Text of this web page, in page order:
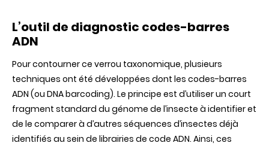
L’outil de diagnostic codes-barres
ADN
Pour contourner ce verrou taxonomique, plusieurs
techniques ont été développées dont les codes-barres
ADN (ou DNA barcoding). Le principe est d’utiliser un court
fragment standard du génome de l’insecte à identifier et
de le comparer à d’autres séquences d’insectes déjà
identifiés au sein de librairies de code ADN. Ainsi, ces